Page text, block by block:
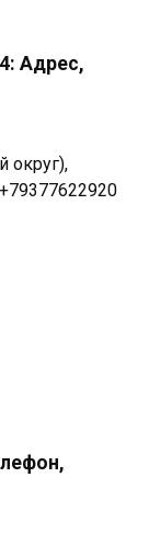
Адрес,
округ),